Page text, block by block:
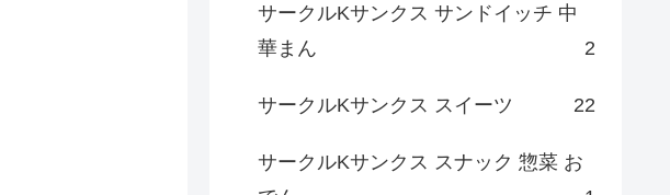
サークルKサンクス サンドイッチ 中
華まん
2
サークルKサンクス スイーツ 22
サークルKサンクス スナック 惣菜 お